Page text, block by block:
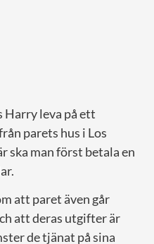
Harry leva på ett
parets hus i Los
ska man först betala en
att paret även går
att deras utgifter är
de tjänat på sina